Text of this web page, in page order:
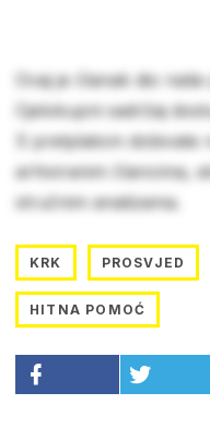
Ovaj je članak dio
Cjelokupni sadržaj
S pretplatom
arhiviranim člancima,
stručnim analizama.
KRK PROSVJED
HITNA POMOĆ